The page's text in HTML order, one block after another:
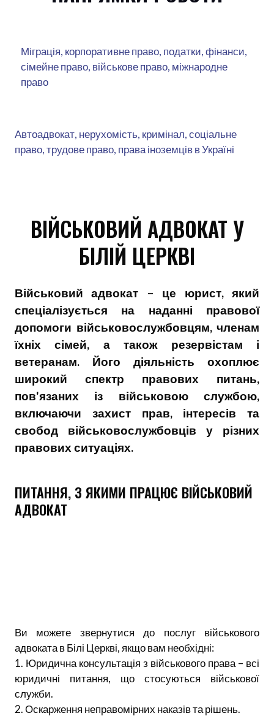
Міграція, корпоративне право, податки, фінанси,
сімейне право, військове право, міжнародне
право
Автоадвокат, нерухомість, кримінал, соціальне
право, трудове право, права іноземців в Україні
ВІЙСЬКОВИЙ АДВОКАТ У
БІЛІЙ ЦЕРКВІ
Військовий адвокат – це юрист, який
спеціалізується на наданні правової
допомоги військовослужбовцям, членам
їхніх сімей, а також резервістам і
ветеранам. Його діяльність охоплює
широкий спектр правових питань,
пов'язаних із військовою службою,
включаючи захист прав, інтересів та
свобод військовослужбовців у різних
правових ситуаціях.
ПИТАННЯ, З ЯКИМИ ПРАЦЮЄ ВІЙСЬКОВИЙ
АДВОКАТ
Ви можете звернутися до послуг військового
адвоката в Білі Церкві, якщо вам необхідні:
1. Юридична консультація з військового права – всі
юридичні питання, що стосуються військової
служби.
2. Оскарження неправомірних наказів та рішень.